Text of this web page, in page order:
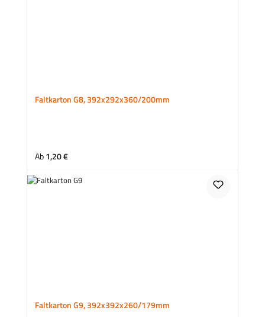
Faltkarton G8, 392x292x360/200mm
Regulärer Preis:
Ab1,20 €
Faltkarton G9, 392x392x260/179mm